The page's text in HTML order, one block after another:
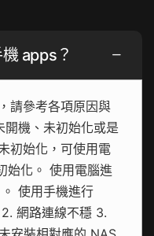
apps？
請參考各項原因與
開機、未初始化或是
初始化，可使用電
始化。 使用電腦進
使用手機進行
網路連線不穩 3.